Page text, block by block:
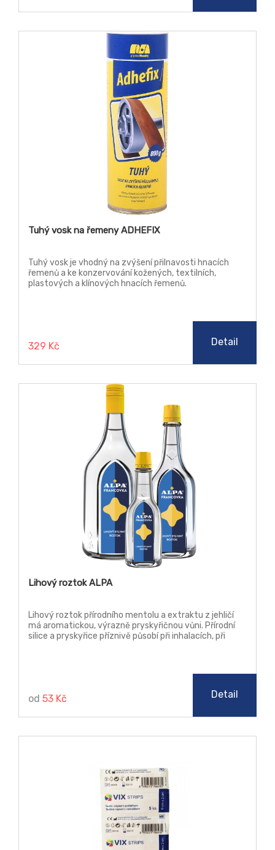
Tuhý vosk na řemeny ADHEFIX
Tuhý vosk je vhodný na zvýšení přilnavosti hnacích
řemenů a ke konzervování kožených, textilních,
plastových a klínových hnacích řemenů.
329 Kč Detail
Lihový roztok ALPA
Lihový roztok přírodního mentolu a extraktu z jehličí
má aromatickou, výrazně pryskyřičnou vůni. Přírodní
silice a pryskyřice příznivě působí při inhalacích, při
od 53 Kč Detail